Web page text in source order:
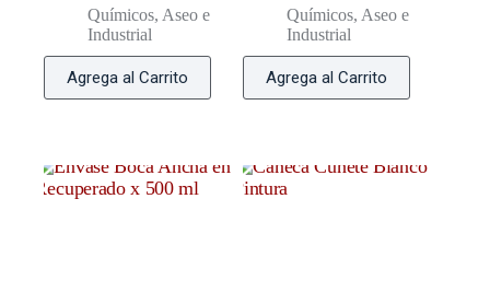
Químicos, Aseo e
Industrial
Agrega al Carrito
Químicos, Aseo e
Industrial
Agrega al Carrito